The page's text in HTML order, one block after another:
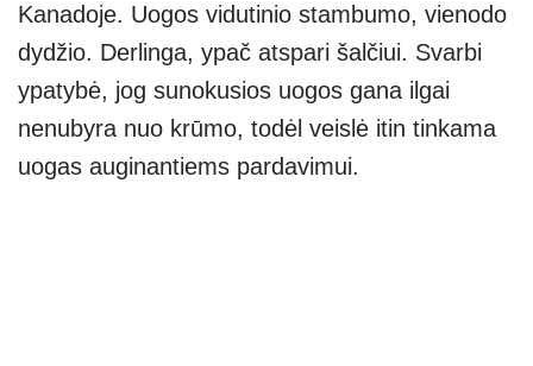
Kanadoje. Uogos vidutinio stambumo, vienodo
dydžio. Derlinga, ypač atspari šalčiui. Svarbi
ypatybė, jog sunokusios uogos gana ilgai
nenubyra nuo krūmo, todėl veislė itin tinkama
uogas auginantiems pardavimui.